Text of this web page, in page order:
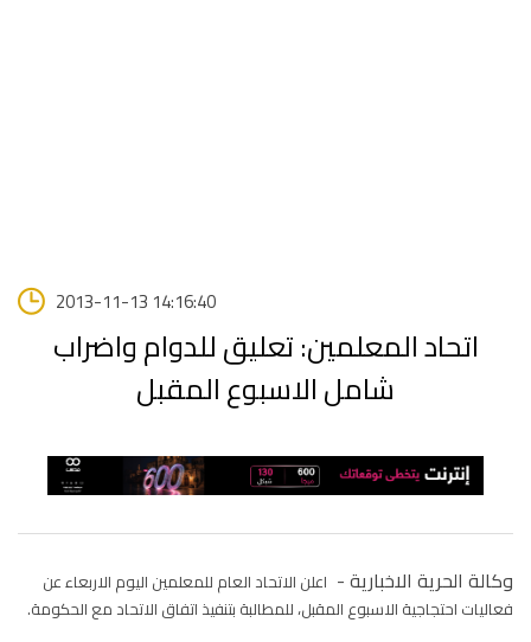
2013-11-13 14:16:40
اتحاد المعلمين: تعليق للدوام واضراب
شامل الاسبوع المقبل
وكالة الحرية الاخبارية - اعلن الاتحاد العام للمعلمين اليوم الاربعاء عن
فعاليات احتجاجية الاسبوع المقبل، للمطالبة بتنفيذ اتفاق الاتحاد مع الحكومة.